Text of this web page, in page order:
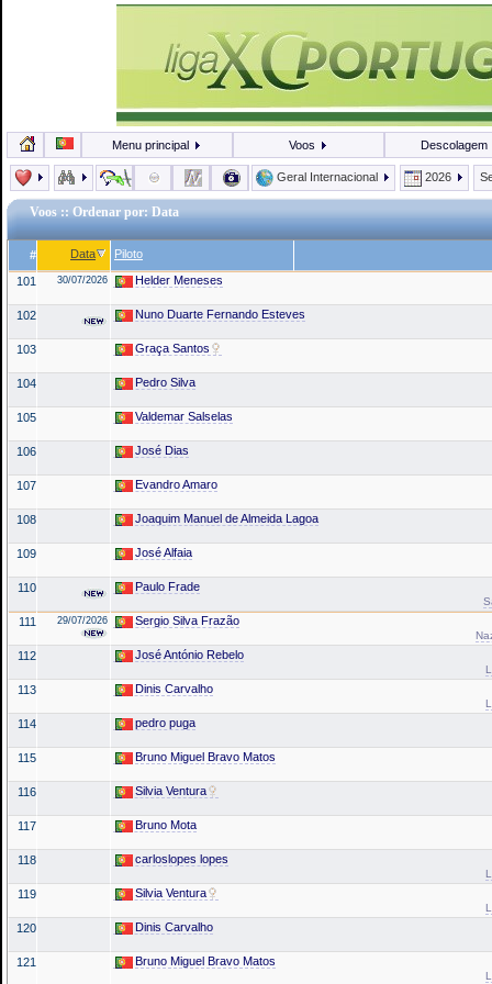
Menu principal Voos Descolagem
Geral Internacional 2026
Voos :: Ordenar por: Data
# Data Piloto
101 30/07/2026 Helder Meneses
102 Nuno Duarte Fernando Esteves
103 Graça Santos
104 Pedro Silva
105 Valdemar Salselas
106 José Dias
107 Evandro Amaro
108 Joaquim Manuel de Almeida Lagoa
109 José Alfaia
110 Paulo Frade
111 29/07/2026 Sergio Silva Frazão
112 José António Rebelo
113 Dinis Carvalho
114 pedro puga
115 Bruno Miguel Bravo Matos
116 Silvia Ventura
117 Bruno Mota
118 carloslopes lopes
119 Silvia Ventura
120 Dinis Carvalho
121 Bruno Miguel Bravo Matos